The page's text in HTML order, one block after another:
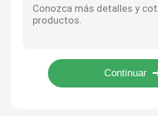
Bikini de los trajes de natación